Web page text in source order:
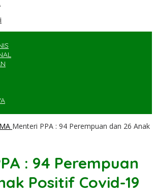
Menteri PPA : 94 Perempuan dan 26 Anak
: 94 Perempuan
Positif Covid-19